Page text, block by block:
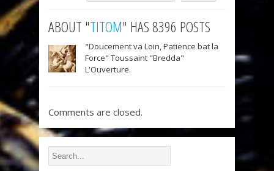
ABOUT "TITOM" HAS 8396 POSTS
"Doucement va Loin, Patience bat la
Force" Toussaint "Bredda"
L'Ouverture.
Comments are closed.